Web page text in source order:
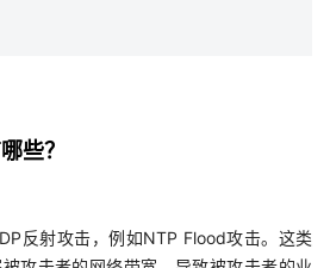
些？
反射攻击，例如NTP Flood攻击。这类